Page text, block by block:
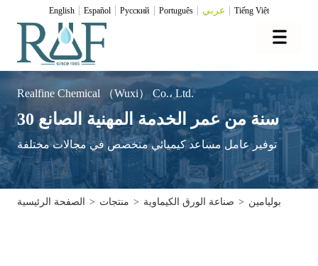
English Español Pусский Português عربي Tiếng Việt
Realfine Chemical （Wuxi） Co.، Ltd.
30 سنة من عمر الخدمة المهنية الصانع
توفير عامل مساعد كيميائي متخصص في مجالات مختلفة
الصفحة الرئيسية > منتجات > صناعة الورق الكيماوية > بوليامين